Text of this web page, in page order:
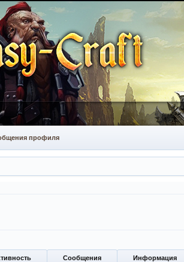
Сообщения Информация
профиля